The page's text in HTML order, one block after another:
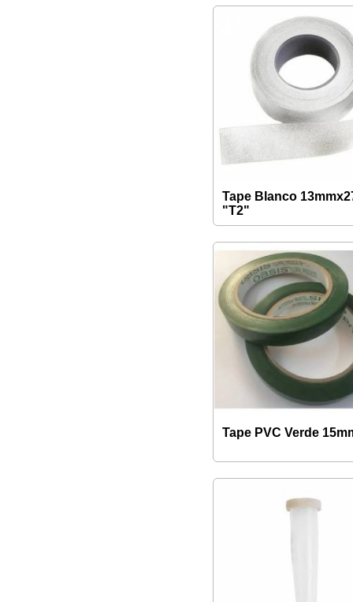
Tape Blanco
"T2"
Tape PVC Verde